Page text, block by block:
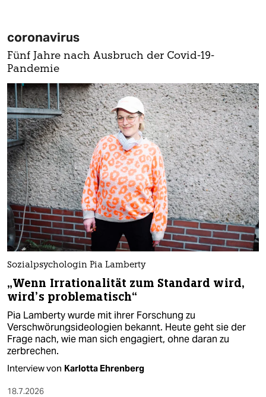
coronavirus
Fünf Jahre nach Ausbruch der Covid-19-
Pandemie
Sozialpsychologin Pia Lamberty
„Wenn Irrationalität zum Standard wird,
wird’s problematisch“
Pia Lamberty wurde mit ihrer Forschung zu
Verschwörungsideologien bekannt. Heute geht sie der
Frage nach, wie man sich engagiert, ohne daran zu
zerbrechen.
Interview von Karlotta Ehrenberg
18.7.2026